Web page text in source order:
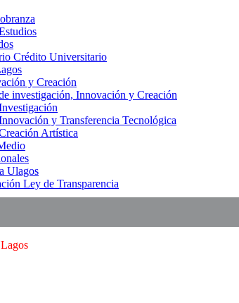
Crédito Universitario
y Creación
investigación, Innovación y Creación
y Transferencia Tecnológica
Artística
Ulagos
Ley de Transparencia